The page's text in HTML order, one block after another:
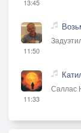
13:45
11:50
11:33
Саллас